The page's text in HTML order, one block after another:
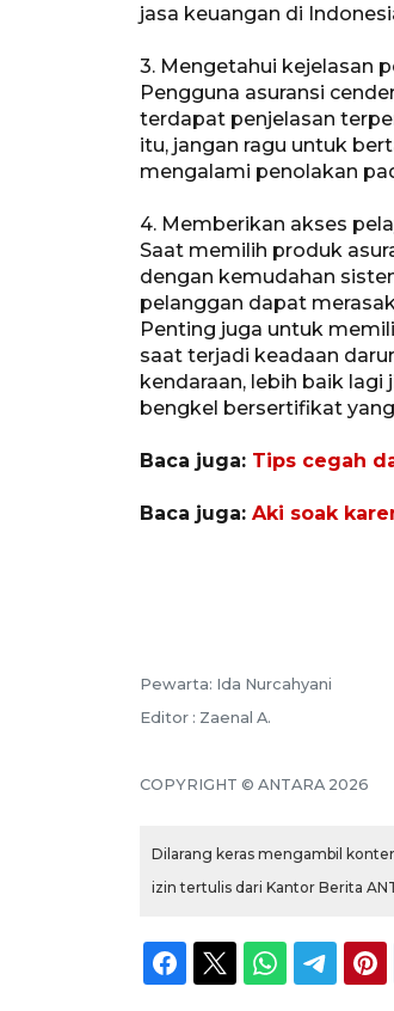
jasa keuangan di
3. Mengetahui kejelasan
Pengguna asuransi
terdapat penjelasan
itu, jangan ragu untuk
mengalami penolakan
4. Memberikan akses
Saat memilih produk
dengan kemudahan
pelanggan dapat
Penting juga untuk
saat terjadi keadaan
kendaraan, lebih baik
bengkel bersertifikat
Baca juga: Tips cegah
Baca juga: Aki soak
Pewarta: Ida Nurcahyani
Editor : Zaenal A.
COPYRIGHT © ANTARA 2026
Dilarang keras mengambil
izin tertulis dari Kantor Berita